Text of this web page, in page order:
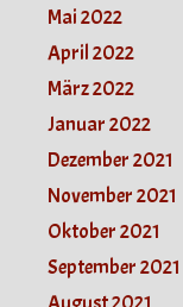
Mai 2022
April 2022
März 2022
Januar 2022
Dezember 2021
November 2021
Oktober 2021
September 2021